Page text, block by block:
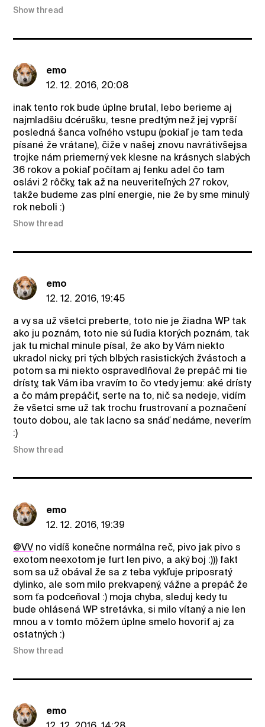
Show thread
emo
12. 12. 2016, 20:08
inak tento rok bude úplne brutal, lebo berieme aj
najmladšiu dcérušku, tesne predtým než jej vyprší
posledná šanca voľného vstupu (pokiaľ je tam teda
písané že vrátane), čiže v našej znovu navrátivšejsa
trojke nám priemerný vek klesne na krásnych slabých
36 rokov a pokiaľ počítam aj fenku adel čo tam
oslávi 2 rôčky, tak až na neuveriteľných 27 rokov,
takže budeme zas plní energie, nie že by sme minulý
rok neboli :)
Show thread
emo
12. 12. 2016, 19:45
a vy sa už všetci preberte, toto nie je žiadna WP tak
ako ju poznám, toto nie sú ľudia ktorých poznám, tak
jak tu michal minule písal, že ako by Vám niekto
ukradol nicky, pri tých blbých rasistických žvástoch a
potom sa mi niekto ospravedlňoval že prepáč mi tie
drísty, tak Vám iba vravím to čo vtedy jemu: aké drísty
a čo mám prepáčiť, serte na to, nič sa nedeje, vidím
že všetci sme už tak trochu frustrovaní a poznačení
touto dobou, ale tak lacno sa snáď nedáme, neverím
:)
Show thread
emo
12. 12. 2016, 19:39
@VV no vidíš konečne normálna reč, pivo jak pivo s
exotom neexotom je furt len pivo, a aký boj :))) fakt
som sa už obával že sa z teba vykľuje priposratý
dylinko, ale som milo prekvapený, vážne a prepáč že
som ťa podceňoval :) moja chyba, sleduj kedy tu
bude ohlásená WP stretávka, si milo vítaný a nie len
mnou a v tomto môžem úplne smelo hovoriť aj za
ostatných :)
Show thread
emo